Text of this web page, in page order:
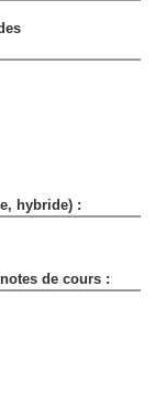
hybride) :
de cours :